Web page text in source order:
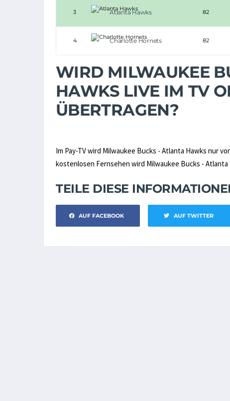
3 Atlanta Hawks 82
4 Charlotte Hornets 82
WIRD MILWAUKEE
HAWKS LIVE IM TV
ÜBERTRAGEN?
Im Pay-TV wird Milwaukee Bucks - Atlanta Hawks nur
kostenlosen Fernsehen wird Milwaukee Bucks -
TEILE DIESE
AUF FACEBOOK AUF TWITTER